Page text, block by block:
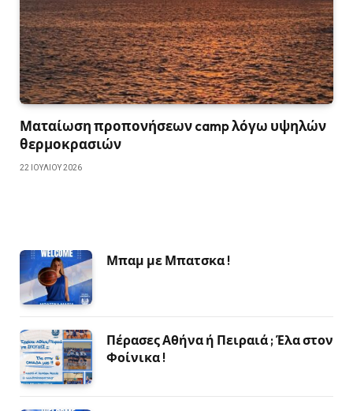
Ματαίωση προπονήσεων camp λόγω υψηλών
θερμοκρασιών
22 ΙΟΥΛΊΟΥ 2026
Μπαμ με Μπατσκα !
Πέρασες Αθήνα ή Πειραιά ; Έλα στον
Φοίνικα !